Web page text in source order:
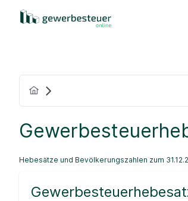
Hebesätze und Bevölkerungszahlen zum